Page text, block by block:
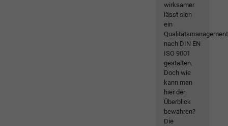
wirksamer
lässt sich
ein
Qualitätsmanagement
nach DIN EN
ISO 9001
gestalten.
Doch wie
kann man
hier der
Überblick
bewahren?
Die